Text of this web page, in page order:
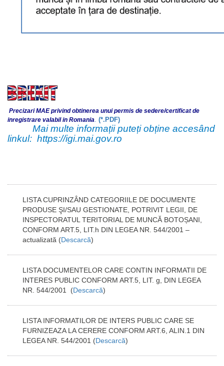
Precizari MAE privind obtinerea unui permis de sedere/certificat de
inregistrare valabil in Romania
(*.PDF)
Mai multe informații puteți obține accesând
linkul: https://igi.mai.gov.ro
LISTA CUPRINZÂND CATEGORIILE DE DOCUMENTE
PRODUSE ŞI/SAU GESTIONATE, POTRIVIT LEGII, DE
INSPECTORATUL TERITORIAL DE MUNCĂ BOTOȘANI,
CONFORM ART.5, LIT.h DIN LEGEA NR. 544/2001 –
actualizată (Descarcă)
LISTA DOCUMENTELOR CARE CONTIN INFORMATII DE
INTERES PUBLIC CONFORM ART.5, LIT. g, DIN LEGEA
NR. 544/2001
(Descarcă)
LISTA INFORMATILOR DE INTERS PUBLIC CARE SE
FURNIZEAZA LA CERERE CONFORM ART.6, ALIN.1 DIN
LEGEA NR. 544/2001 (Descarcă)